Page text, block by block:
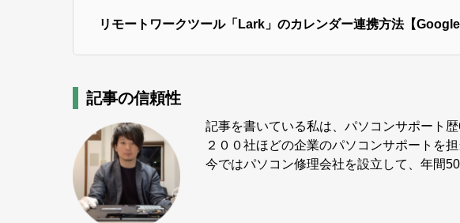
リモートワークツール「Lark」のカレンダー連携方法【Google
記事の信頼性
記事を書いている私は、パソコンサポート歴
２００社ほどの企業のパソコンサポートを担
今ではパソコン修理会社を設立して、年間